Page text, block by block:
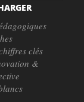
clés
&